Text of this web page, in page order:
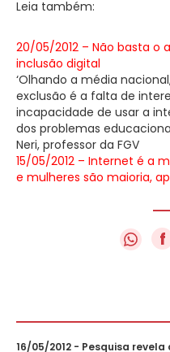
Leia também:
20/05/2012 – Não basta o
inclusão digital
‘Olhando a média
exclusão é a falta de
incapacidade de usar a
dos problemas
Neri, professor da FGV
15/05/2012 – Internet é a
e mulheres são maioria,
f
16/05/2012 - Pesquisa